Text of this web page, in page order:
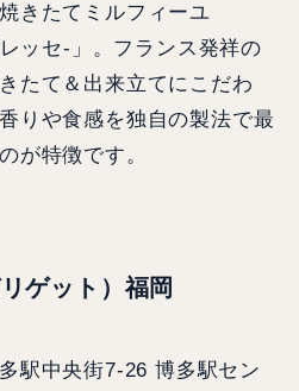
きたてミルフィーユ
ッセ-」。フランス発祥の
たて＆出来立てにこだわ
りや食感を独自の製法で最
が特徴です。
ゲット）福岡
駅中央街7-26 博多駅セン